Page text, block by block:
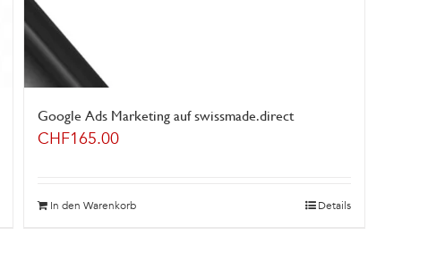
Google Ads Marketing auf swissmade.direct
CHF165.00
In den Warenkorb Details